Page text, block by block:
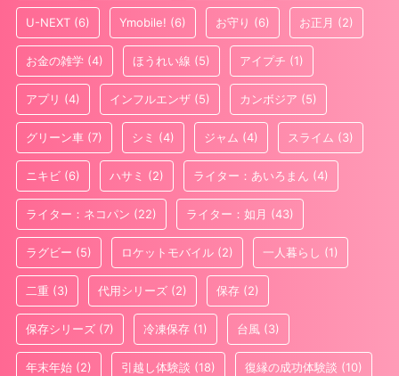
U-NEXT (6) Ymobile! (6) お守り (6) お正月 (2)
お金の雑学 (4) ほうれい線 (5) アイプチ (1)
アプリ (4) インフルエンザ (5) カンボジア (5)
グリーン車 (7) シミ (4) ジャム (4) スライム (3)
ニキビ (6) ハサミ (2) ライター：あいろまん (4)
ライター：ネコパン (22) ライター：如月 (43)
ラグビー (5) ロケットモバイル (2) 一人暮らし (1)
二重 (3) 代用シリーズ (2) 保存 (2)
保存シリーズ (7) 冷凍保存 (1) 台風 (3)
年末年始 (2) 引越し体験談 (18) 復縁の成功体験談 (10)